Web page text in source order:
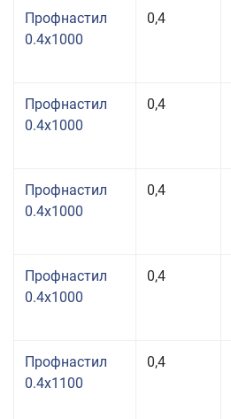
Профнастил
0.4x1000
0,4
Профнастил
0.4x1000
0,4
Профнастил
0.4x1000
0,4
Профнастил
0.4x1000
0,4
Профнастил
0.4x1100
0,4